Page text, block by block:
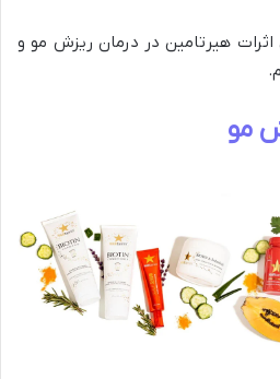
اثرات هیرتامین در درمان ریزش مو و
مو